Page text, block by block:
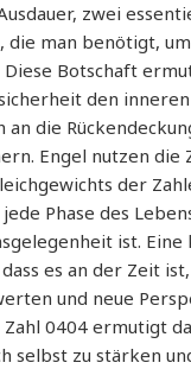
zwei
die man benötigt,
Botschaft
den
an die
Engel nutzen die
der
Phase des
ist. Eine
es an der Zeit
und neue
0404 ermutigt
selbst zu stärken